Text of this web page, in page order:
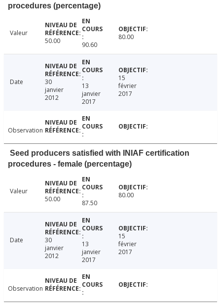
procedures (percentage)
Valeur
50.00
90.60
80.00
Date
30
janvier
2012
13
janvier
2017
15
février
2017
Observation
Seed producers satisfied with INIAF certification
procedures - female (percentage)
Valeur
50.00
87.50
80.00
Date
30
janvier
2012
13
janvier
2017
15
février
2017
Observation